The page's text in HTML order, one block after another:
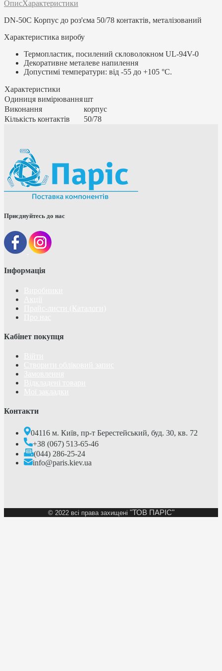
ОписХарактеристики
DN-50C Корпус до роз'єма 50/78 контактів, металізований
Характеристика виробу
Термопластик, посилений скловолокном UL-94V-0
Декоративне металеве напилення
Допустимі температури: від -55 до +105 °C.
Характеристики
Одиниця вимірюванняшт
Виконання
корпус
Кількість контактів
50/78
Приєднуйтесь до нас
Інформація
Кабінет покупця
Контакти
04116 м. Київ, пр-т Берестейський, буд. 30, кв. 72
+38 (067) 513-65-46
(044) 286-25-24
info@paris.kiev.ua
© 2022 всі права захищені "ТОВ ПАРІС"